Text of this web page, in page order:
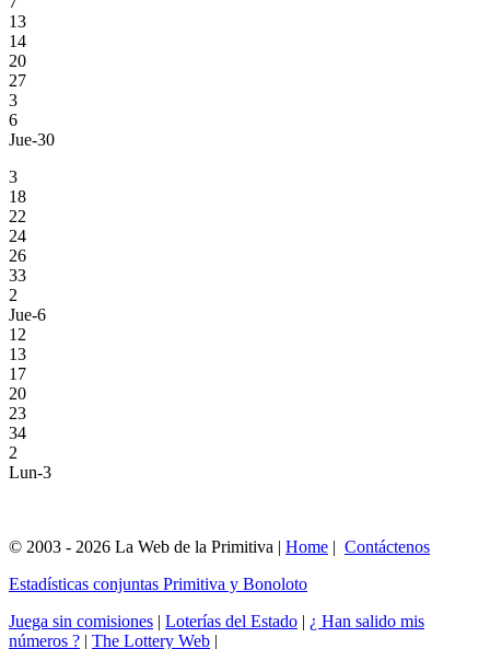
13
14
20
27
3
6
Jue-30
3
18
22
24
26
33
2
Jue-6
12
13
17
20
23
34
2
Lun-3
© 2003 - 2026 La Web de la Primitiva | Home | Contáctenos
Estadísticas conjuntas Primitiva y Bonoloto
Juega sin comisiones | Loterías del Estado | ¿ Han salido mis
números ? | The Lottery Web |